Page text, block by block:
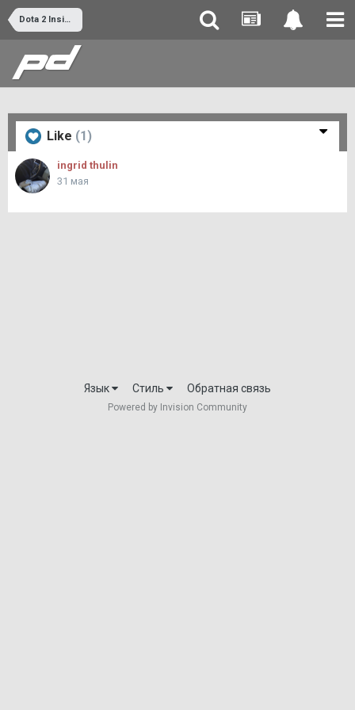
Dota 2 Inside
Like (1)
ingrid thulin
31 мая
Язык Стиль Обратная связь
Powered by Invision Community